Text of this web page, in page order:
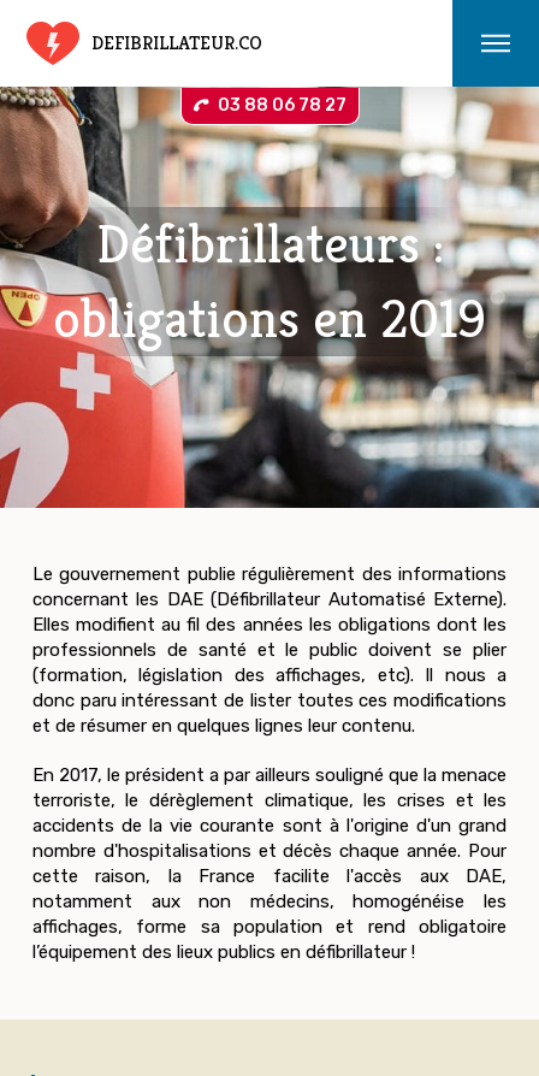
DEFIBRILLATEUR.CO
03 88 06 78 27
Défibrillateurs :
obligations en 2019
Le gouvernement publie régulièrement des informations
concernant les DAE (Défibrillateur Automatisé Externe).
Elles modifient au fil des années les obligations dont les
professionnels de santé et le public doivent se plier
(formation, législation des affichages, etc). Il nous a
donc paru intéressant de lister toutes ces modifications
et de résumer en quelques lignes leur contenu.
En 2017, le président a par ailleurs souligné que la menace
terroriste, le dérèglement climatique, les crises et les
accidents de la vie courante sont à l'origine d'un grand
nombre d'hospitalisations et décès chaque année. Pour
cette raison, la France facilite l'accès aux DAE,
notamment aux non médecins, homogénéise les
affichages, forme sa population et rend obligatoire
l’équipement des lieux publics en défibrillateur !